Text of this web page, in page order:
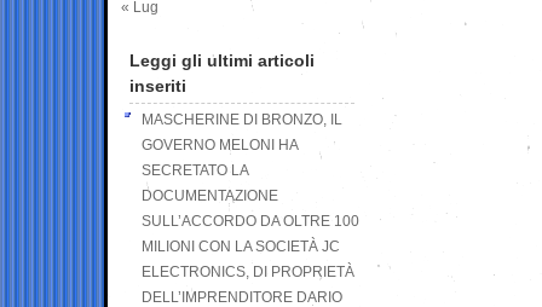
« Lug
Leggi gli ultimi articoli
inseriti
MASCHERINE DI BRONZO, IL
GOVERNO MELONI HA
SECRETATO LA
DOCUMENTAZIONE
SULL’ACCORDO DA OLTRE 100
MILIONI CON LA SOCIETÀ JC
ELECTRONICS, DI PROPRIETÀ
DELL’IMPRENDITORE DARIO